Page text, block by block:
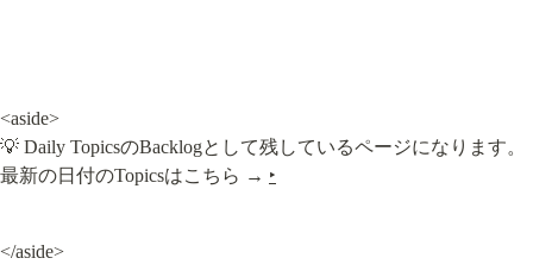
<aside>
💡 Daily TopicsのBacklogとして残しているページになります。
最新の日付のTopicsはこちら → ‣
</aside>